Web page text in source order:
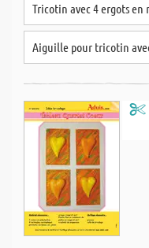
Tricotin avec 4 ergots en
Aiguille pour tricotin